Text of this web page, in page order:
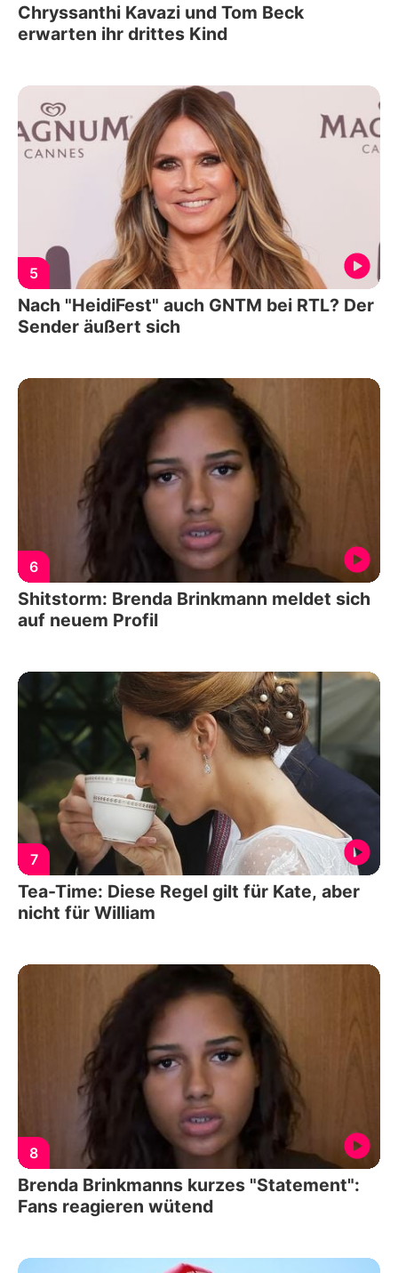
Chryssanthi Kavazi und Tom Beck
erwarten ihr drittes Kind
5
Nach "HeidiFest" auch GNTM bei RTL? Der
Sender äußert sich
6
Shitstorm: Brenda Brinkmann meldet sich
auf neuem Profil
7
Tea-Time: Diese Regel gilt für Kate, aber
nicht für William
8
Brenda Brinkmanns kurzes "Statement":
Fans reagieren wütend